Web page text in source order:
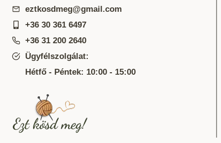
eztkosdmeg@gmail.com
+36 30 361 6497
+36 31 200 2640
Ügyfélszolgálat:
Hétfő - Péntek: 10:00 - 15:00